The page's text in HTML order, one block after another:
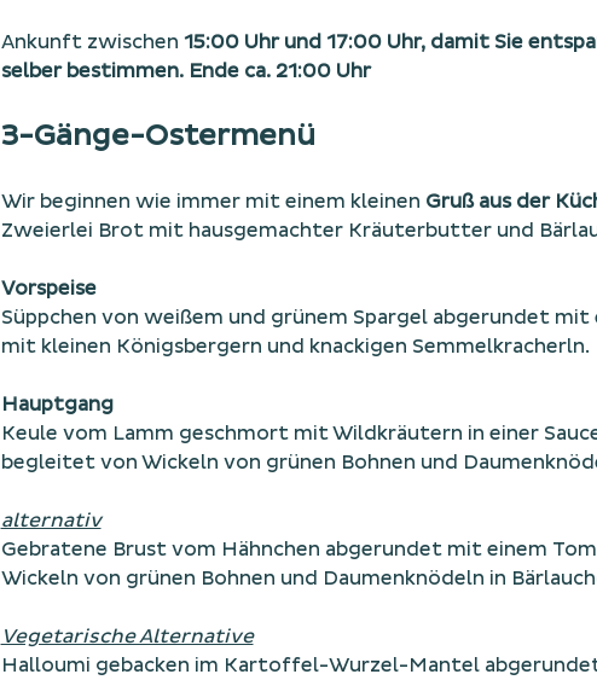
Ankunft zwischen 15:00 Uhr und 17:00 Uhr, damit Sie
selber bestimmen. Ende ca. 21:00 Uhr
3-Gänge-Ostermenü
Wir beginnen wie immer mit einem kleinen Gruß aus der
Zweierlei Brot mit hausgemachter Kräuterbutter und
Vorspeise
Süppchen von weißem und grünem Spargel abgerundet
mit kleinen Königsbergern und knackigen Semmelkracherln.
Hauptgang
Keule vom Lamm geschmort mit Wildkräutern in einer
begleitet von Wickeln von grünen Bohnen und
alternativ
Gebratene Brust vom Hähnchen abgerundet mit einem
Wickeln von grünen Bohnen und Daumenknödeln in
Vegetarische Alternative
Halloumi gebacken im Kartoffel-Wurzel-Mantel